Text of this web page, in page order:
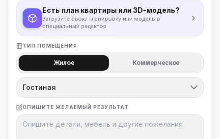
Есть план квартиры или 3D-модель?
Загрузите свою планировку или модель в
специальный редактор
ТИП ПОМЕЩЕНИЯ
Жилое Коммерческое
Гостиная
ОПИШИТЕ ЖЕЛАЕМЫЙ РЕЗУЛЬТАТ